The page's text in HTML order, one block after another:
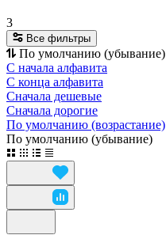
3
Все фильтры
По умолчанию (убывание)
С начала алфавита
С конца алфавита
Сначала дешевые
Сначала дорогие
По умолчанию (возрастание)
По умолчанию (убывание)